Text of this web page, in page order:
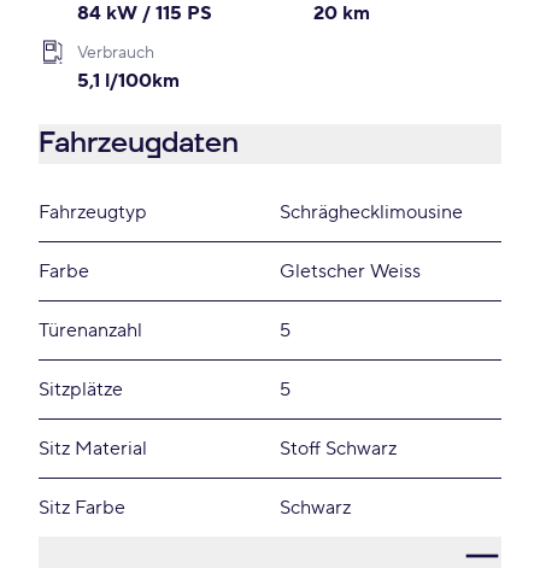
84 kW / 115 PS 20 km
Verbrauch
5,1 l/100km
Fahrzeugdaten
Fahrzeugtyp Schräghecklimousine
Farbe Gletscher Weiss
Türenanzahl 5
Sitzplätze 5
Sitz Material Stoff Schwarz
Sitz Farbe Schwarz